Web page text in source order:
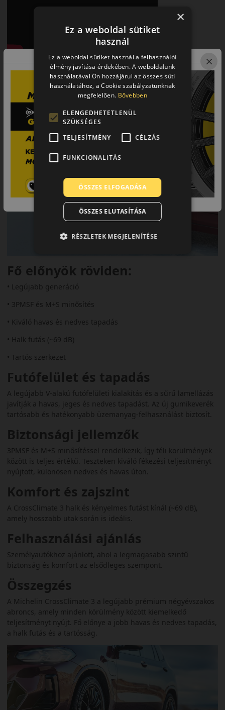
A legújabb generáció
A Michelin CrossClimate 3 a sorozat legújabb generációs
abroncsa, amely még jobb biztonságot és teljesítményt nyújt
egész évben. Innovatív fejlesztéseinek köszönhetően a
prémium kategóriában is kiemelkedik.
Fő előnyök röviden:
• Legújabb generáció
• 3PMSF és M+S minősítés
• Kiváló havas és nedves tapadás
• Halk futás (~69 dB)
• Tartós szerkezet
Futófelület és tapadás
A legújabb V-alakú futófelületi kialakítás és a sűrű lamellázás
javítják a havas, jeges és nedves tapadást. Az új gumikeverék
tartósabb és hatékonyabb üzemanyag-felhasználást biztosít.
Biztonsági jellemzők
3PMSF és M+S minősítéssel rendelkezik, így téli körülmények
között is teljes értékű. Teszteken kiváló fékezési teljesítményt
nyújtott, különösen nedves és havas úton.
Komfort és zajszint
A CrossClimate 3 halk és kényelmes futást kínál (~69 dB),
amely hosszabb utak során is ideális.
Felhasználási ajánlás
Személyautókhoz ajánlott, ahol a legmagasabb szintű
biztonság és komfort az elsődleges szempont.
Összegzés
A Michelin CrossClimate 3 a legújabb prémium négyévszakos
abroncs, amely minden körülmény között kiemelkedő
teljesítményt nyújt. Fő előnye a jobb havas és nedves tapadás,
a halk futás és a tartósság.
×
Ez a weboldal sütiket
használ
Ez a weboldal sütiket használ a felhasználói
élmény javítása érdekében. A weboldalunk
használatával Ön hozzájárul az összes süti
használatához, a Cookie szabályzatunknak
megfelelően. Bővebben
ELENGEDHETETLENÜL
SZÜKSÉGES
TELJESÍTMÉNY
CÉLZÁS
FUNKCIONALITÁS
ÖSSZES ELFOGADÁSA
ÖSSZES ELUTASÍTÁSA
RÉSZLETEK MEGJELENÍTÉSE